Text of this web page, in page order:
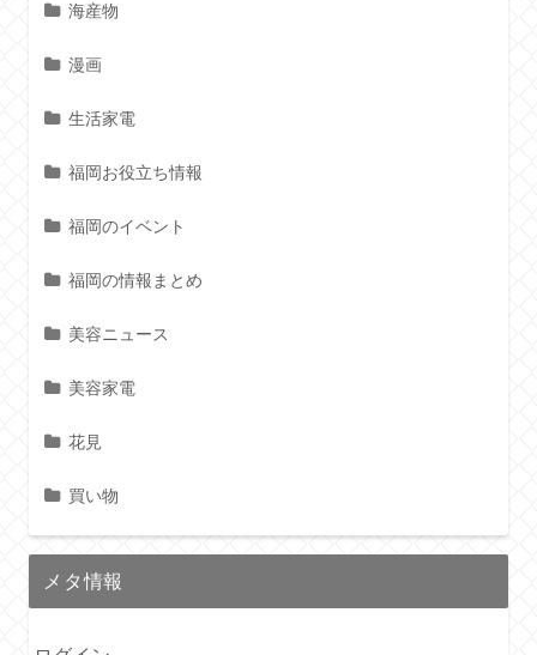
海産物
漫画
生活家電
福岡お役立ち情報
福岡のイベント
福岡の情報まとめ
美容ニュース
美容家電
花見
買い物
メタ情報